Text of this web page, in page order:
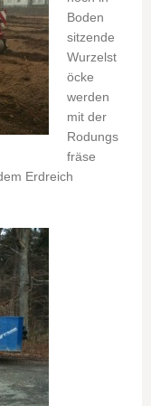
Boden
sitzende
Wurzelst
öcke
werden
mit der
Rodungs
fräse
Erdreich